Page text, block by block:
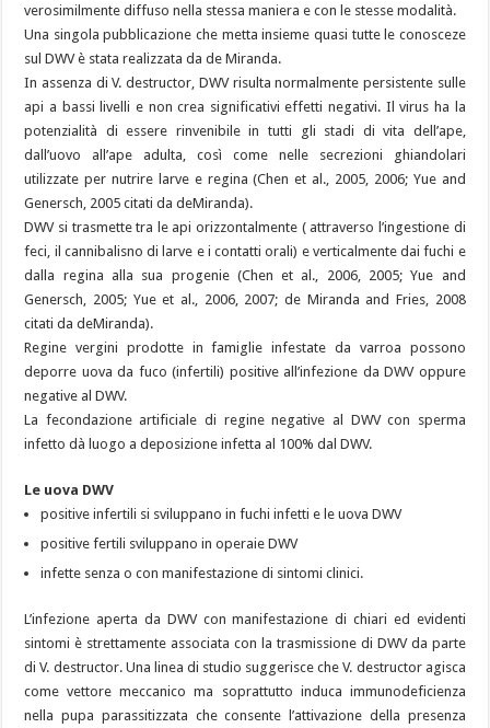
verosimilmente diffuso nella stessa maniera e con le stesse modalità.
Una singola pubblicazione che metta insieme quasi tutte le conosceze
sul DWV è stata realizzata da de Miranda.
In assenza di V. destructor, DWV risulta normalmente persistente sulle
api a bassi livelli e non crea significativi effetti negativi. Il virus ha la
potenzialità di essere rinvenibile in tutti gli stadi di vita dell’ape,
dall’uovo all’ape adulta, così come nelle secrezioni ghiandolari
utilizzate per nutrire larve e regina (Chen et al., 2005, 2006; Yue and
Genersch, 2005 citati da deMiranda).
DWV si trasmette tra le api orizzontalmente ( attraverso l’ingestione di
feci, il cannibalisno di larve e i contatti orali) e verticalmente dai fuchi e
dalla regina alla sua progenie (Chen et al., 2006, 2005; Yue and
Genersch, 2005; Yue et al., 2006, 2007; de Miranda and Fries, 2008
citati da deMiranda).
Regine vergini prodotte in famiglie infestate da varroa possono
deporre uova da fuco (infertili) positive all’infezione da DWV oppure
negative al DWV.
La fecondazione artificiale di regine negative al DWV con sperma
infetto dà luogo a deposizione infetta al 100% dal DWV.
Le uova DWV
positive infertili si sviluppano in fuchi infetti e le uova DWV
positive fertili sviluppano in operaie DWV
infette senza o con manifestazione di sintomi clinici.
L’infezione aperta da DWV con manifestazione di chiari ed evidenti
sintomi è strettamente associata con la trasmissione di DWV da parte
di V. destructor. Una linea di studio suggerisce che V. destructor agisca
come vettore meccanico ma soprattutto induca immunodeficienza
nella pupa parassitizzata che consente l’attivazione della presenza